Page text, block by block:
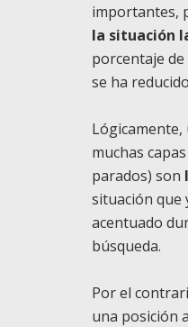
importantes,
la situación
porcentaje
se ha
Lógicamente,
muchas
parados) son
situación que
acentuado
búsqueda.
Por el
una posición